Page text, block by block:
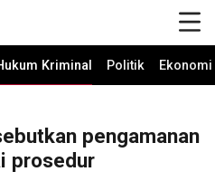
Kriminal Politik
pengamanan
prosedur